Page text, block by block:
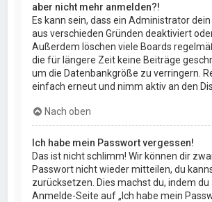
aber nicht mehr anmelden?!
Es kann sein, dass ein Administrator
aus verschieden Gründen deaktiviert
Außerdem löschen viele Boards
die für längere Zeit keine Beiträge
um die Datenbankgröße zu verringern.
einfach erneut und nimm aktiv an den
Nach oben
Ich habe mein Passwort vergessen!
Das ist nicht schlimm! Wir können dir
Passwort nicht wieder mitteilen, du
zurücksetzen. Dies machst du, indem
Anmelde-Seite auf „Ich habe mein